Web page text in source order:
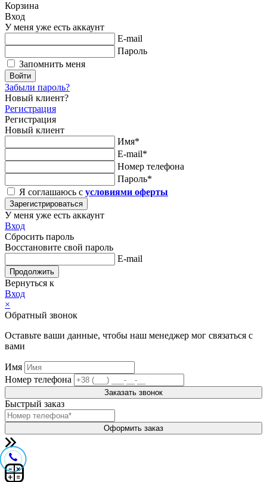
Корзина
Вход
У меня уже есть аккаунт
E-mail
Пароль
Запомнить меня
Войти
Забыли пароль?
Новый клиент?
Регистрация
Регистрация
Новый клиент
Имя*
E-mail*
Номер телефона
Пароль*
Я соглашаюсь с условиями оферты
Зарегистрироваться
У меня уже есть аккаунт
Вход
Сбросить пароль
Восстановите свой пароль
E-mail
Продолжить
Вернуться к
Вход
×
Обратный звонок
Оставьте ваши данные, чтобы наш менеджер мог связаться с
вами
Имя
Номер телефона
Заказать звонок
Быстрый заказ
Оформить заказ